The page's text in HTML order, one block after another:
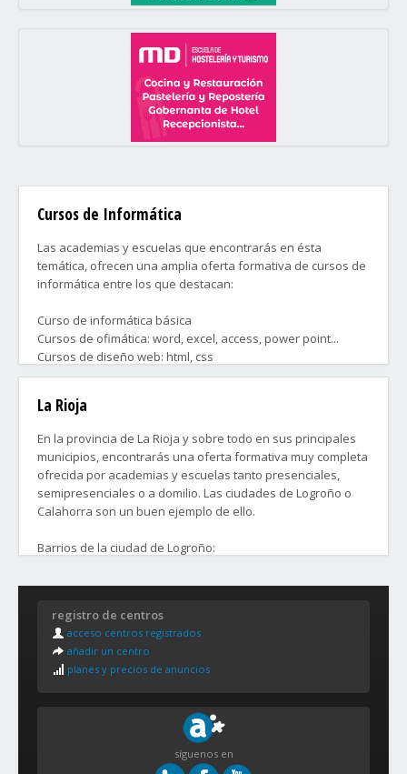
Cursos de Informática
Las academias y escuelas que encontrarás en ésta
temática, ofrecen una amplia oferta formativa de cursos de
informática entre los que destacan:
Curso de informática básica
Cursos de ofimática: word, excel, access, power point...
Cursos de diseño web: html, css
Cursos de aplicaciones web
Cursos de diseño gráfico: photoshop, illustrator...
Cursos de desarrollo de videojuegos
Cursos de lenguajes de programación
Cursos de gestión empresarial
y muchos otros que te ayudarán a conseguir un trabajo en
La Rioja
En la provincia de La Rioja y sobre todo en sus principales
municipios, encontrarás una oferta formativa muy completa
ofrecida por academias y escuelas tanto presenciales,
semipresenciales o a domilio. Las ciudades de Logroño o
Calahorra son un buen ejemplo de ello.
Barrios de la ciudad de Logroño:
- El Cortijo
- Yagüe
registro de centros
acceso centros registrados
añadir un centro
planes y precios de anuncios
síguenos en